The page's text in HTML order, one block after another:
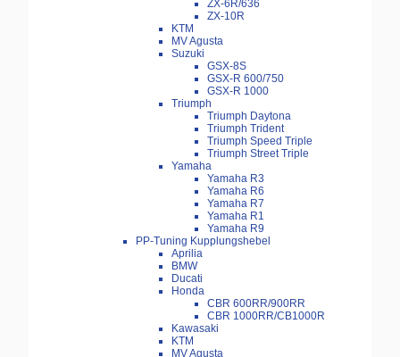
ZX-6R/636
ZX-10R
KTM
MV Agusta
Suzuki
GSX-8S
GSX-R 600/750
GSX-R 1000
Triumph
Triumph Daytona
Triumph Trident
Triumph Speed Triple
Triumph Street Triple
Yamaha
Yamaha R3
Yamaha R6
Yamaha R7
Yamaha R1
Yamaha R9
PP-Tuning Kupplungshebel
Aprilia
BMW
Ducati
Honda
CBR 600RR/900RR
CBR 1000RR/CB1000R
Kawasaki
KTM
MV Agusta